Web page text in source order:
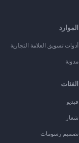
الموارد
أدوات تسويق العلامة التجارية
مدونة
الفئات
فيديو
شعار
تصميم رسومات